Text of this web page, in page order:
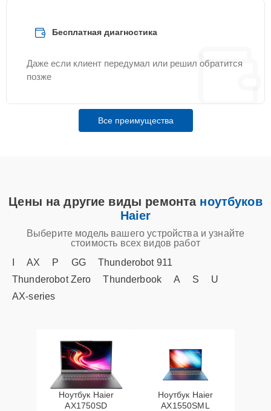
Бесплатная диагностика
Даже если клиент передумал или решил обратится
позже
Все преимущества
Цены на другие виды ремонта ноутбуков
Haier
Выберите модель вашего устройства и узнайте
стоимость всех видов работ
AX P GG
Thunderobot 911
Thunderobot Zero
Thunderbook A S
U
AX‑series
Ноутбук Haier
AX1750SD
Ноутбук Haier
AX1550SML